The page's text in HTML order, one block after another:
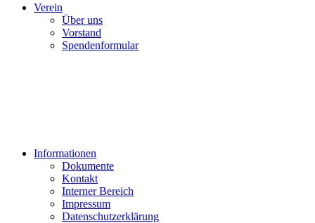
Verein
Über uns
Vorstand
Spendenformular
Informationen
Dokumente
Kontakt
Interner Bereich
Impressum
Datenschutzerklärung